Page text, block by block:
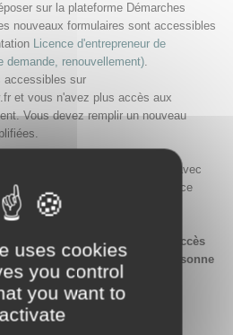
uses cookies
you control
you want to
activate
sur la plateforme Démarches
nouveaux formulaires sont accessibles
Licence d'entrepreneur de
renouvellement).
accessibles sur
et vous n'avez plus accès aux
Vous devez remplir un nouveau
créé sur Démarches Simplifiées avec
passe, ou en passant par France
du compte de saisir une
l'organisme afin de garantir l'accès
cas de changement de la personne
moment